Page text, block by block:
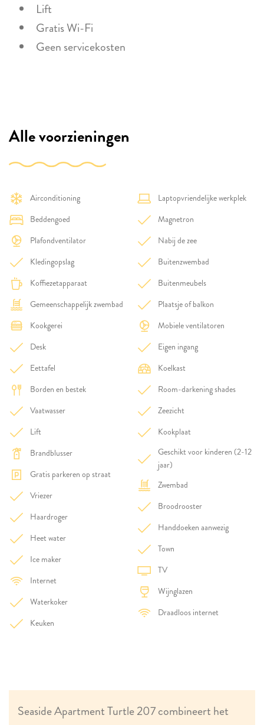
Lift
Gratis Wi-Fi
Geen servicekosten
Alle voorzieningen
Airconditioning
Beddengoed
Plafondventilator
Kledingopslag
Koffiezetapparaat
Gemeenschappelijk zwembad
Kookgerei
Desk
Eettafel
Borden en bestek
Vaatwasser
Lift
Brandblusser
Gratis parkeren op straat
Vriezer
Haardroger
Heet water
Ice maker
Internet
Waterkoker
Keuken
Laptopvriendelijke werkplek
Magnetron
Nabij de zee
Buitenzwembad
Buitenmeubels
Plaatsje of balkon
Mobiele ventilatoren
Eigen ingang
Koelkast
Room-darkening shades
Zeezicht
Kookplaat
Geschikt voor kinderen (2-12
jaar)
Zwembad
Broodrooster
Handdoeken aanwezig
Town
TV
Wijnglazen
Draadloos internet
Seaside Apartment Turtle 207 combineert het